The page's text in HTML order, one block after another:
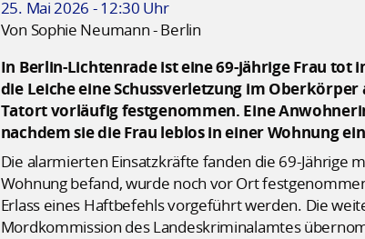
25. Mai 2026 - 12:30 Uhr
Von Sophie Neumann - Berlin
In Berlin-Lichtenrade ist eine 69-jährige Frau
die Leiche eine Schussverletzung im
Tatort vorläufig festgenommen. Eine
nachdem sie die Frau leblos in einer Wohnung
Die alarmierten Einsatzkräfte fanden die 69-Jährige
Wohnung befand, wurde noch vor Ort
Erlass eines Haftbefehls vorgeführt werden. Die
Mordkommission des Landeskriminalamtes